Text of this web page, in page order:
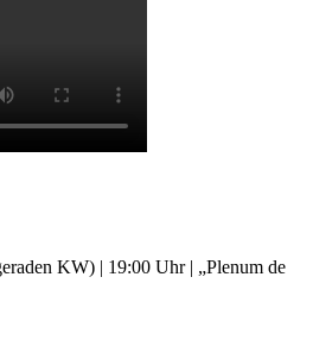
KW) | 19:00 Uhr | „Plenum de